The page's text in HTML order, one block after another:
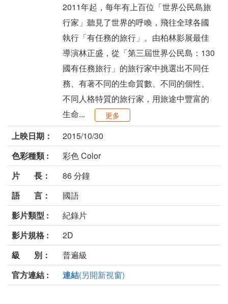
2011年起，每年有上百位「世界公民島旅
行家」聽見了世界的呼喚，飛往全球各國
執行「有任務的旅行」。由柏林影展最佳
導演林正盛，從「第三屆世界公民島：130
國有任務旅行」的旅行家中挑選出不同任
務、有著不同的生命質數、不同的個性、
不同人格特質的旅行家，用旅途中豐富的
生命...
更多
上映日期：
2015/10/30
色彩種類 :
彩色 Color
片 長：
86 分鐘
語 言：
國語
影片類型 :
紀錄片
影片規格 :
2D
級 別：
普遍級
官方連結 :
連結(另開新視窗)